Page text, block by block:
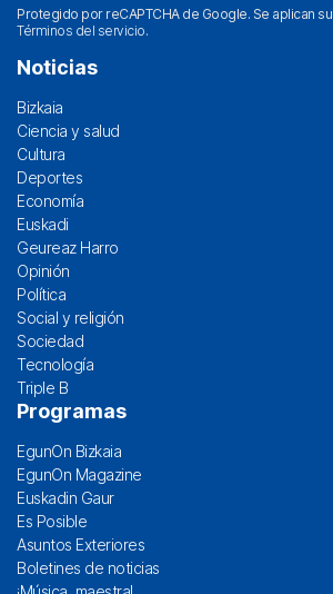
Protegido por reCAPTCHA de Google. Se aplican su
Términos del servicio.
Noticias
Bizkaia
Ciencia y salud
Cultura
Deportes
Economía
Euskadi
Geureaz Harro
Opinión
Política
Social y religión
Sociedad
Tecnología
Triple B
Programas
EgunOn Bizkaia
EgunOn Magazine
Euskadin Gaur
Es Posible
Asuntos Exteriores
Boletines de noticias